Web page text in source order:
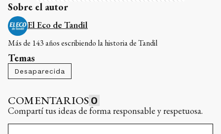
Sobre el autor
El Eco de Tandil
Más de 143 años escribiendo la historia de Tandil
Temas
Desaparecida
COMENTARIOS 0
Compartí tus ideas de forma responsable y respetuosa.